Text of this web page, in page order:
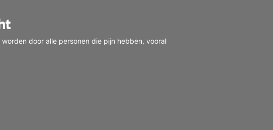
door alle personen die pijn hebben, vooral